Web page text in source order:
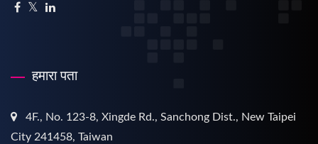
हमारा पता
4F., No. 123-8, Xingde Rd., Sanchong Dist., New Taipei
City 241458, Taiwan